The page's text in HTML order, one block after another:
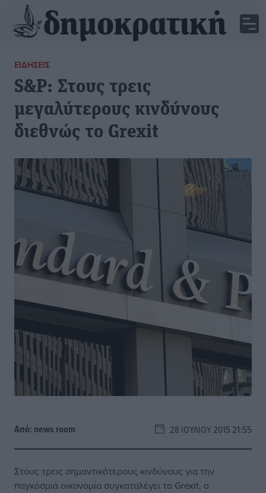
ΕΙΔΉΣΕΙΣ
S&P: Στους τρεις
μεγαλύτερους κινδύνους
διεθνώς το Grexit
Από: news room 28 ΙΟΥΛΊΟΥ 2015 21:55
Στους τρεις σημαντικότερους κινδύνους για την
παγκόσμια οικονομία συγκαταλέγει το Grexit, ο